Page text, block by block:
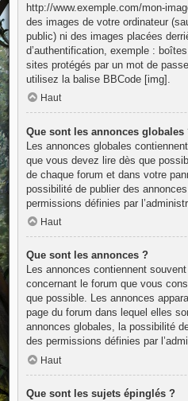
http://www.exemple.com/mon-
des images de votre ordinateur
public) ni des images placées
d’authentification, exemple :
sites protégés par un mot de
utilisez la balise BBCode [img].
Haut
Que sont les annonces globales
Les annonces globales
que vous devez lire dès que
de chaque forum et dans votre
possibilité de publier des
permissions définies par
Haut
Que sont les annonces ?
Les annonces contiennent
concernant le forum que vous
que possible. Les annonces
page du forum dans lequel elles
annonces globales, la possibilité
des permissions définies par
Haut
Que sont les sujets épinglés ?